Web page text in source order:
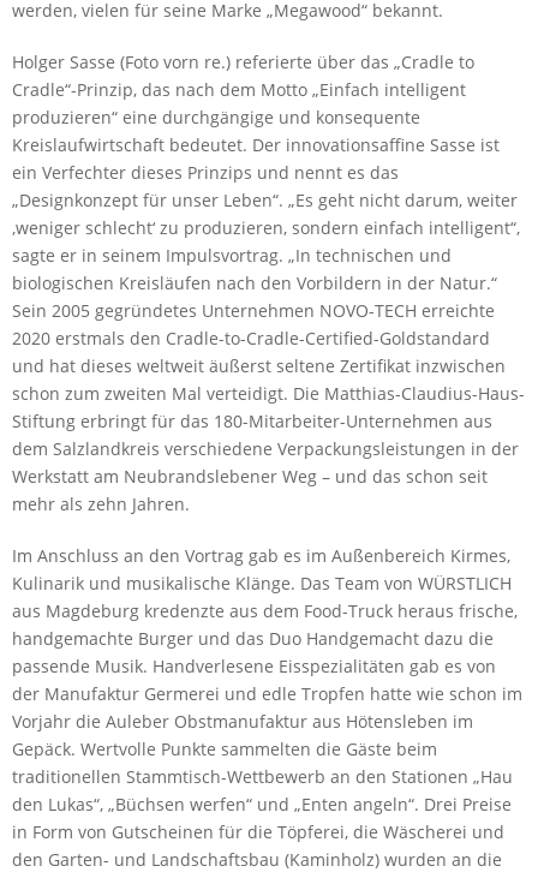
werden, vielen für seine Marke „Megawood“ bekannt.
Holger Sasse (Foto vorn re.) referierte über das „Cradle to
Cradle“-Prinzip, das nach dem Motto „Einfach intelligent
produzieren“ eine durchgängige und konsequente
Kreislaufwirtschaft bedeutet. Der innovationsaffine Sasse ist
ein Verfechter dieses Prinzips und nennt es das
„Designkonzept für unser Leben“. „Es geht nicht darum, weiter
‚weniger schlecht‘ zu produzieren, sondern einfach intelligent“,
sagte er in seinem Impulsvortrag. „In technischen und
biologischen Kreisläufen nach den Vorbildern in der Natur.“
Sein 2005 gegründetes Unternehmen NOVO-TECH erreichte
2020 erstmals den Cradle-to-Cradle-Certified-Goldstandard
und hat dieses weltweit äußerst seltene Zertifikat inzwischen
schon zum zweiten Mal verteidigt. Die Matthias-Claudius-Haus-
Stiftung erbringt für das 180-Mitarbeiter-Unternehmen aus
dem Salzlandkreis verschiedene Verpackungsleistungen in der
Werkstatt am Neubrandslebener Weg – und das schon seit
mehr als zehn Jahren.
Im Anschluss an den Vortrag gab es im Außenbereich Kirmes,
Kulinarik und musikalische Klänge. Das Team von WÜRSTLICH
aus Magdeburg kredenzte aus dem Food-Truck heraus frische,
handgemachte Burger und das Duo Handgemacht dazu die
passende Musik. Handverlesene Eisspezialitäten gab es von
der Manufaktur Germerei und edle Tropfen hatte wie schon im
Vorjahr die Auleber Obstmanufaktur aus Hötensleben im
Gepäck. Wertvolle Punkte sammelten die Gäste beim
traditionellen Stammtisch-Wettbewerb an den Stationen „Hau
den Lukas“, „Büchsen werfen“ und „Enten angeln“. Drei Preise
in Form von Gutscheinen für die Töpferei, die Wäscherei und
den Garten- und Landschaftsbau (Kaminholz) wurden an die